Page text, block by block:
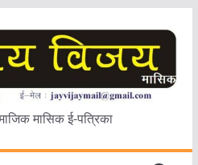
मासिक ई-पत्रिका